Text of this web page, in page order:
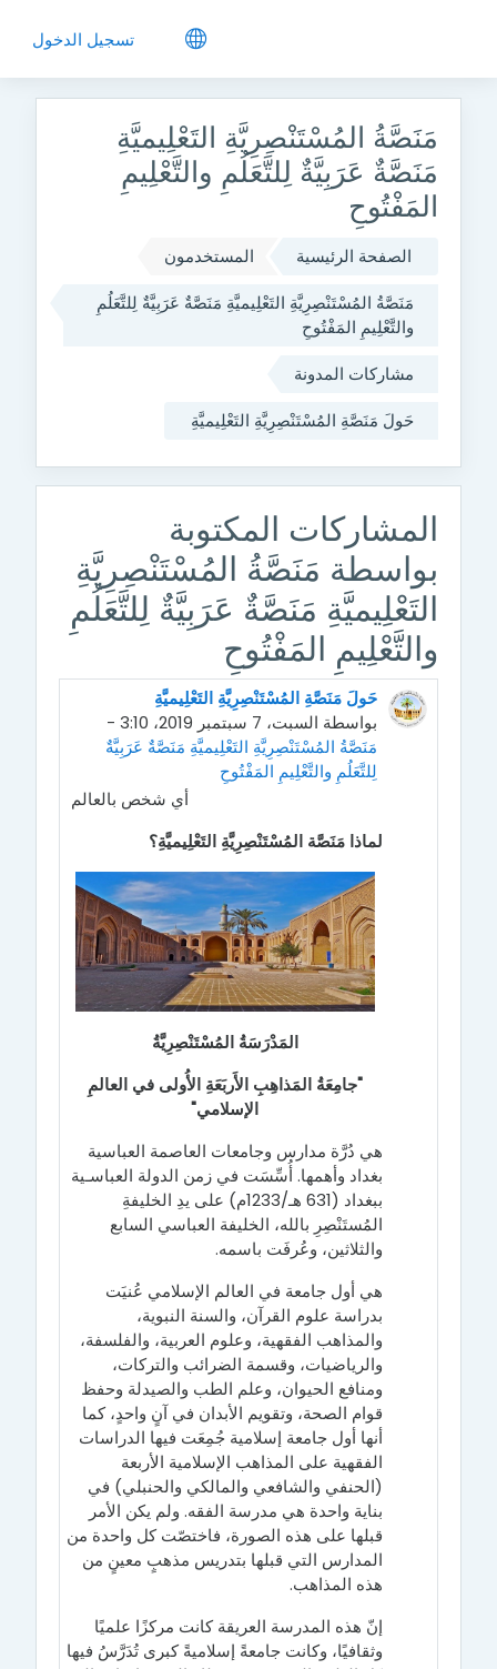
تسجيل الدخول
مَنَصَّةُ المُسْتَنْصِرِيَّةِ التَعْلِيميَّةِ
مَنَصَّةٌ عَرَبِيَّةٌ لِلتَّعَلُمِ والتَّعْلِيمِ
المَفْتُوحِ
الصفحة الرئيسية
المستخدمون
مَنَصَّةُ المُسْتَنْصِرِيَّةِ التَعْلِيميَّةِ مَنَصَّةٌ عَرَبِيَّةٌ لِلتَّعَلُمِ
والتَّعْلِيمِ المَفْتُوحِ
مشاركات المدونة
حَولَ مَنَصَّةِ المُسْتَنْصِرِيَّةِ التَعْلِيميَّةِ
المشاركات المكتوبة
بواسطة مَنَصَّةُ المُسْتَنْصِرِيَّةِ
التَعْلِيميَّةِ مَنَصَّةٌ عَرَبِيَّةٌ لِلتَّعَلُمِ
والتَّعْلِيمِ المَفْتُوحِ
حَولَ مَنَصَّةِ المُسْتَنْصِرِيَّةِ التَعْلِيميَّةِ
بواسطة السبت، 7 سبتمبر 2019، 3:10 -
مَنَصَّةُ المُسْتَنْصِرِيَّةِ التَعْلِيميَّةِ مَنَصَّةٌ عَرَبِيَّةٌ
لِلتَّعَلُمِ والتَّعْلِيمِ المَفْتُوحِ
أي شخص بالعالم
لماذا مَنَصَّة المُسْتَنْصِرِيَّةِ التَعْلِيميَّةِ؟
المَدْرَسَةُ المُسْتَنْصِرِيَّةُ
"جامِعَةُ المَذاهِبِ الأَربَعَةِ الأُولى في العالمِ
الإسلامي"
هي دُرَّة مدارس وجامعات العاصمة العباسية
بغداد وأهمها. أُسِّسَت في زمن الدولة العباسـية
ببغداد (631 هـ/1233م) على يدِ الخليفةِ
المُستَنْصِرِ بالله، الخليفة العباسي السابع
والثلاثين، وعُرفَت باسمه.
هي أول جامعة في العالم الإسلامي عُنيَت
بدراسة علوم القرآن، والسنة النبوية،
والمذاهب الفقهية، وعلوم العربية، والفلسفة،
والرياضيات، وقسمة الضرائب والتركات،
ومنافع الحيوان، وعلم الطب والصيدلة وحفظ
قوام الصحة، وتقويم الأبدان في آنٍ واحدٍ، كما
أنها أول جامعة إسلامية جُمِعَت فيها الدراسات
الفقهية على المذاهب الإسلامية الأربعة
(الحنفي والشافعي والمالكي والحنبلي) في
بناية واحدة هي مدرسة الفقه. ولم يكن الأمر
قبلها على هذه الصورة، فاختصّت كل واحدة من
المدارس التي قبلها بتدريس مذهبٍ معينٍ من
هذه المذاهب.
إنّ هذه المدرسة العريقة كانت مركزًا علميًا
وثقافيًا، وكانت جامعةً إسلاميةً كبرى تُدَرَّسُ فيها